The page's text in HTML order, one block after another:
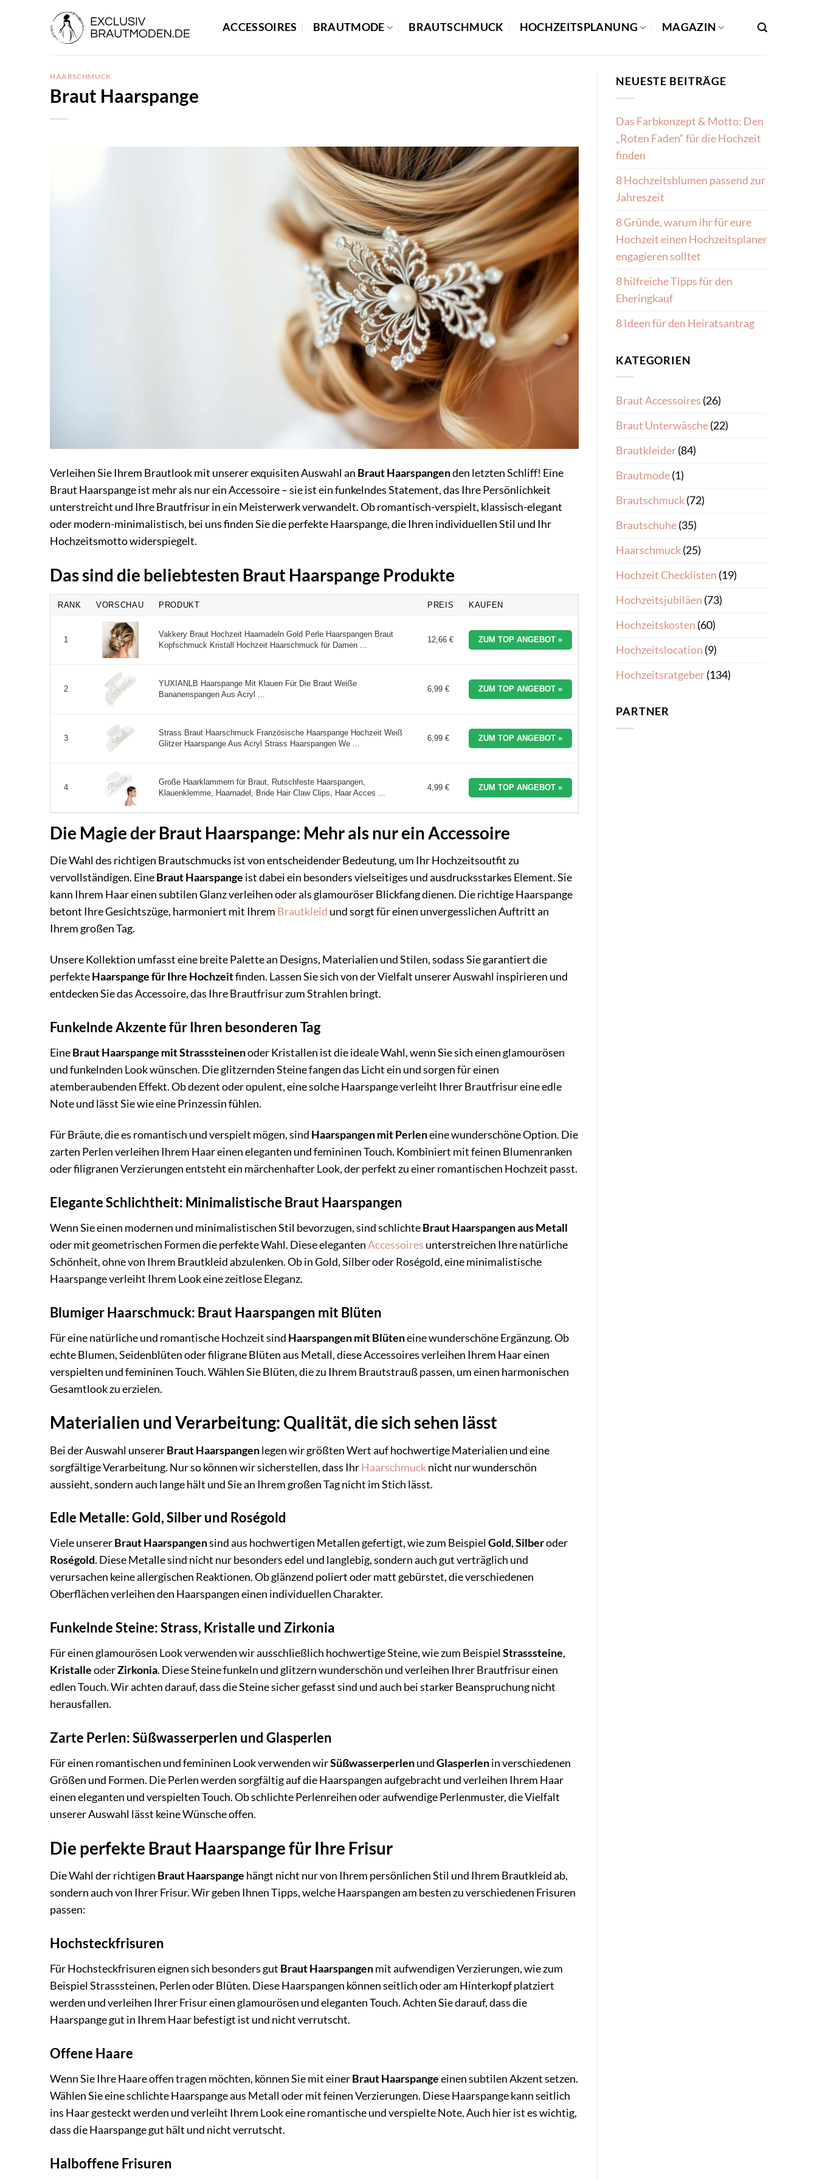
ACCESSOIRES BRAUTMODE BRAUTSCHMUCK HOCHZEITSPLANUNG MAGAZIN
HAARSCHMUCK
Braut Haarspange
Verleihen Sie Ihrem Brautlook mit unserer exquisiten Auswahl an Braut Haarspangenden letzten Schliff! Eine
Braut Haarspange ist mehr als nur ein Accessoire – sie ist ein funkelndes Statement, das Ihre Persönlichkeit
unterstreicht und Ihre Brautfrisur in ein Meisterwerk verwandelt. Ob romantisch-verspielt, klassisch-elegant
oder modern-minimalistisch, bei uns finden Sie die perfekte Haarspange, die Ihren individuellen Stil und Ihr
Hochzeitsmotto widerspiegelt.
Das sind die beliebtesten Braut Haarspange Produkte
RANK VORSCHAU PRODUKT PREIS KAUFEN
1
Vakkery Braut Hochzeit Haarnadeln Gold Perle Haarspangen Braut
Kopfschmuck Kristall Hochzeit Haarschmuck für Damen ...
12,66 € ZUM TOP ANGEBOT »
2
YUXIANLB Haarspange Mit Klauen Für Die Braut Weiße
Bananenspangen Aus Acryl ...
6,99 € ZUM TOP ANGEBOT »
3
Strass Braut Haarschmuck Französische Haarspange Hochzeit Weiß
Glitzer Haarspange Aus Acryl Strass Haarspangen We ...
6,99 € ZUM TOP ANGEBOT »
4
Große Haarklammern für Braut, Rutschfeste Haarspangen,
Klauenklemme, Haarnadel, Bride Hair Claw Clips, Haar Acces ...
4,99 € ZUM TOP ANGEBOT »
Die Magie der Braut Haarspange: Mehr als nur ein Accessoire
Die Wahl des richtigen Brautschmucks ist von entscheidender Bedeutung, um Ihr Hochzeitsoutfit zu
vervollständigen. EineBraut Haarspange ist dabei ein besonders vielseitiges und ausdrucksstarkes Element. Sie
kann Ihrem Haar einen subtilen Glanz verleihen oder als glamouröser Blickfang dienen. Die richtige Haarspange
betont Ihre Gesichtszüge, harmoniert mit Ihrem Brautkleid und sorgt für einen unvergesslichen Auftritt an
Ihrem großen Tag.
Unsere Kollektion umfasst eine breite Palette an Designs, Materialien und Stilen, sodass Sie garantiert die
perfekteHaarspange für Ihre Hochzeitfinden. Lassen Sie sich von der Vielfalt unserer Auswahl inspirieren und
entdecken Sie das Accessoire, das Ihre Brautfrisur zum Strahlen bringt.
Funkelnde Akzente für Ihren besonderen Tag
EineBraut Haarspange mit Strasssteinenoder Kristallen ist die ideale Wahl, wenn Sie sich einen glamourösen
und funkelnden Look wünschen. Die glitzernden Steine fangen das Licht ein und sorgen für einen
atemberaubenden Effekt. Ob dezent oder opulent, eine solche Haarspange verleiht Ihrer Brautfrisur eine edle
Note und lässt Sie wie eine Prinzessin fühlen.
Für Bräute, die es romantisch und verspielt mögen, sind Haarspangen mit Perleneine wunderschöne Option. Die
zarten Perlen verleihen Ihrem Haar einen eleganten und femininen Touch. Kombiniert mit feinen Blumenranken
oder filigranen Verzierungen entsteht ein märchenhafter Look, der perfekt zu einer romantischen Hochzeit passt.
Elegante Schlichtheit: Minimalistische Braut Haarspangen
Wenn Sie einen modernen und minimalistischen Stil bevorzugen, sind schlichteBraut Haarspangen aus Metall
oder mit geometrischen Formen die perfekte Wahl. Diese elegantenAccessoires unterstreichen Ihre natürliche
Schönheit, ohne von Ihrem Brautkleid abzulenken. Ob in Gold, Silber oder Roségold, eine minimalistische
Haarspange verleiht Ihrem Look eine zeitlose Eleganz.
Blumiger Haarschmuck: Braut Haarspangen mit Blüten
Für eine natürliche und romantische Hochzeit sind Haarspangen mit Blüteneine wunderschöne Ergänzung. Ob
echte Blumen, Seidenblüten oder filigrane Blüten aus Metall, diese Accessoires verleihen Ihrem Haar einen
verspielten und femininen Touch. Wählen Sie Blüten, die zu Ihrem Brautstrauß passen, um einen harmonischen
Gesamtlook zu erzielen.
Materialien und Verarbeitung: Qualität, die sich sehen lässt
Bei der Auswahl unsererBraut Haarspangenlegen wir größten Wert auf hochwertige Materialien und eine
sorgfältige Verarbeitung. Nur so können wir sicherstellen, dass IhrHaarschmucknicht nur wunderschön
aussieht, sondern auch lange hält und Sie an Ihrem großen Tag nicht im Stich lässt.
Edle Metalle: Gold, Silber und Roségold
Viele unsererBraut Haarspangensind aus hochwertigen Metallen gefertigt, wie zum BeispielGold,Silberoder
Roségold. Diese Metalle sind nicht nur besonders edel und langlebig, sondern auch gut verträglich und
verursachen keine allergischen Reaktionen. Ob glänzend poliert oder matt gebürstet, die verschiedenen
Oberflächen verleihen den Haarspangen einen individuellen Charakter.
Funkelnde Steine: Strass, Kristalle und Zirkonia
Für einen glamourösen Look verwenden wir ausschließlich hochwertige Steine, wie zum BeispielStrasssteine,
KristalleoderZirkonia. Diese Steine funkeln und glitzern wunderschön und verleihen Ihrer Brautfrisur einen
edlen Touch. Wir achten darauf, dass die Steine sicher gefasst sind und auch bei starker Beanspruchung nicht
herausfallen.
Zarte Perlen: Süßwasserperlen und Glasperlen
Für einen romantischen und femininen Look verwenden wirSüßwasserperlenundGlasperlenin verschiedenen
Größen und Formen. Die Perlen werden sorgfältig auf die Haarspangen aufgebracht und verleihen Ihrem Haar
einen eleganten und verspielten Touch. Ob schlichte Perlenreihen oder aufwendige Perlenmuster, die Vielfalt
unserer Auswahl lässt keine Wünsche offen.
Die perfekte Braut Haarspange für Ihre Frisur
Die Wahl der richtigen Braut Haarspange hängt nicht nur von Ihrem persönlichen Stil und Ihrem Brautkleid ab,
sondern auch von Ihrer Frisur. Wir geben Ihnen Tipps, welche Haarspangen am besten zu verschiedenen Frisuren
passen:
Hochsteckfrisuren
Für Hochsteckfrisuren eignen sich besonders gut Braut Haarspangenmit aufwendigen Verzierungen, wie zum
Beispiel Strasssteinen, Perlen oder Blüten. Diese Haarspangen können seitlich oder am Hinterkopf platziert
werden und verleihen Ihrer Frisur einen glamourösen und eleganten Touch. Achten Sie darauf, dass die
Haarspange gut in Ihrem Haar befestigt ist und nicht verrutscht.
Offene Haare
Wenn Sie Ihre Haare offen tragen möchten, können Sie mit einerBraut Haarspangeeinen subtilen Akzent setzen.
Wählen Sie eine schlichte Haarspange aus Metall oder mit feinen Verzierungen. Diese Haarspange kann seitlich
ins Haar gesteckt werden und verleiht Ihrem Look eine romantische und verspielte Note. Auch hier ist es wichtig,
dass die Haarspange gut hält und nicht verrutscht.
Halboffene Frisuren
NEUESTE BEITRÄGE
Das Farbkonzept & Motto: Den
„Roten Faden“ für die Hochzeit
finden
8 Hochzeitsblumen passend zur
Jahreszeit
8 Gründe, warum ihr für eure
Hochzeit einen Hochzeitsplaner
engagieren solltet
8 hilfreiche Tipps für den
Eheringkauf
8 Ideen für den Heiratsantrag
KATEGORIEN
Braut Accessoires (26)
Braut Unterwäsche(22)
Brautkleider(84)
Brautmode(1)
Brautschmuck(72)
Brautschuhe(35)
Haarschmuck(25)
Hochzeit Checklisten (19)
Hochzeitsjubiläen (73)
Hochzeitskosten (60)
Hochzeitslocation (9)
Hochzeitsratgeber(134)
PARTNER